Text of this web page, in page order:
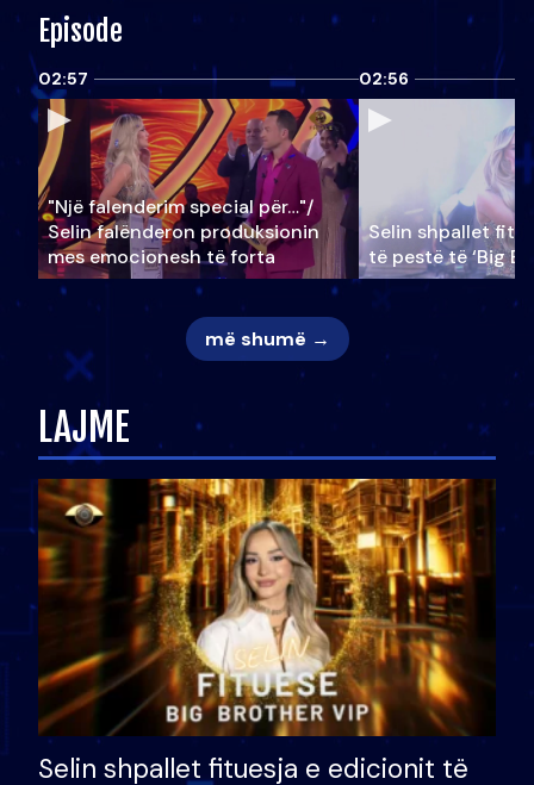
Episode
02:57
"Një falenderim special për…"/
Selin falënderon produksionin
mes emocionesh të forta
02:56
Selin shpallet
të pestë të ‘Big
më shumë →
LAJME
Selin shpallet fituesja e edicionit të